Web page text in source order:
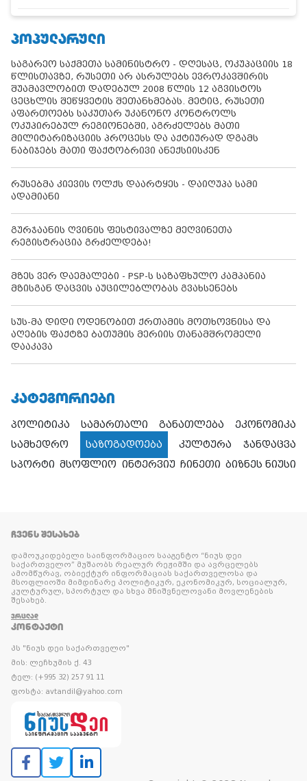
ᲞᲝᲞᲣᲚᲐᲠᲣᲚᲘ
საგარეო საქმეთა სამინისტრო - დღესაც, ოკუპაციის 18
წლისთავზე, რუსეთი არ ასრულებს ევროკავშირის
შუამავლობით დადებულ 2008 წლის 12 აგვისტოს
ცეცხლის შეწყვეტის შეთანხმებას. მეტიც, რუსეთი
აფართოებს საკუთარ უკანონო კონტროლს
ოკუპირებულ რეგიონებში, აგრძელებს მათი
მილიტარიზაციის პროცესს და აქტიურად დგამს
ნაბიჯებს მათი ფაქტობრივი ანექსიისკენ
რუსებმა კიევის ოლქს დაარტყეს - დაიღუპა სამი
ადამიანი
გურჯაანის ღვინის ფესტივალზე მეღვინეთა
რეგისტრაცია გრძელდება!
მზეს ვერ დაემალები - PSP-ს საზაფხულო კამპანია
მზისგან დაცვის აუცილებლობას გვახსენებს
სუს-მა დიდი ოდენობით ქრთამის მოთხოვნისა და
აღების ფაქტზე ბათუმის მერიის თანამშრომელი
დააკავა
ᲙᲐᲢᲔᲒᲝᲠᲘᲔᲑᲘ
პოლიტიკა სამართალი განათლება
ეკონომიკა
სამხედრო
საზოგადოება კულტურა
ჯანდაცვა
სპორტი მსოფლიო ინტერვიუ ჩინეთი ბიზნეს ნიუსი
ᲩᲕᲔᲜᲡ ᲨᲔᲡᲐᲮᲔᲑ
დამოუკიდებელი საინფორმაციო სააგენტო “ნიუს დეი
საქართველო” მუშაობს რეალურ რეჟიმში და ავრცელებს
ამომწურავ, ობიექტურ ინფორმაციას საქართველოსა და
მსოფლიოში მიმდინარე პოლიტიკურ, ეკონომიკურ, სოციალურ,
კულტურულ, სპორტულ და სხვა მნიშვნელოვანი მოვლენების
შესახებ.
ᲕᲠᲪᲚᲐᲓ
ᲙᲝᲜᲢᲐᲥᲢᲘ
პს "ნიუს დეი საქართველო"
მის: ლეჩხუმის ქ. 43
ტელ: (+995 32) 257 91 11
ფოსტა: avtandil@yahoo.com